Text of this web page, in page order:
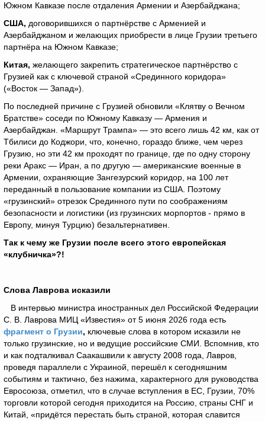
Южном Кавказе после отдаления Армении и Азербайджана;
США, договорившихся о партнёрстве с Арменией и
Азербайджаном и желающих приобрести в лице Грузии третьего
партнёра на Южном Кавказе;
Китая, желающего закрепить стратегическое партнёрство с
Грузией как с ключевой страной «Срединного коридора»
(«Восток — Запад»).
По последней причине с Грузией обновили «Клятву о Вечном
Братстве» соседи по Южному Кавказу — Армения и
Азербайджан. «Маршрут Трампа» — это всего лишь 42 км, как от
Тбилиси до Коджори, что, конечно, гораздо ближе, чем через
Грузию, но эти 42 км проходят по границе, где по одну сторону
реки Аракс — Иран, а по другую — американские военные в
Армении, охраняющие Зангезурский коридор, на 100 лет
переданный в пользование компании из США. Поэтому
«грузинский» отрезок Срединного пути по соображениям
безопасности и логистики (из грузинских морпортов - прямо в
Европу, минуя Турцию) безальтернативен.
Так к чему же Грузии после всего этого европейская
«клубничка»?!
Слова Лаврова исказили
В интервью министра иностранных дел Российской Федерации
С. В. Лаврова МИЦ «Известия» от 5 июня 2026 года есть
фрагмент о Грузии, ключевые слова в котором исказили не
только грузинские, но и ведущие российские СМИ. Вспомнив, кто
и как подталкивал Саакашвили к августу 2008 года, Лавров,
проведя параллели с Украиной, перешёл к сегодняшним
событиям и тактично, без нажима, характерного для руководства
Евросоюза, отметил, что в случае вступления в ЕС, Грузии, 70%
торговли которой сегодня приходится на Россию, страны СНГ и
Китай, «придётся перестать быть страной, которая славится